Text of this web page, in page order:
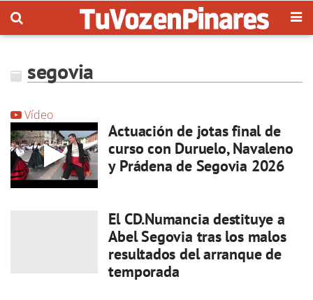
segovia
Vídeo
Actuación de jotas final de
curso con Duruelo, Navaleno
y Prádena de Segovia 2026
El CD.Numancia destituye a
Abel Segovia tras los malos
resultados del arranque de
temporada